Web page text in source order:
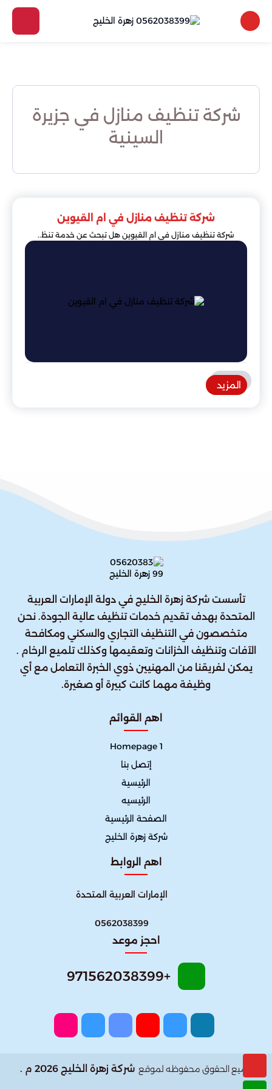
شركة تنظيف منازل في جزيرة
السينية
شركة تنظيف منازل في ام القيوين
شركة تنظيف منازل في ام القيوين هل تبحث عن خدمة تنظ..
المزيد
تأسست شركة زهرة الخليج في دولة الإمارات العربية
المتحدة بهدف تقديم خدمات تنظيف عالية الجودة. نحن
متخصصون في التنظيف التجاري والسكني ومكافحة
الآفات وتنظيف الخزانات وتعقيمها وكذلك تلميع الرخام .
يمكن لفريقنا من المهنيين ذوي الخبرة التعامل مع أي
وظيفة مهما كانت كبيرة أو صغيرة.
اهم القوائم
Homepage 1
إتصل بنا
الرئيسية
الرئيسيه
الصفحة الرئيسية
شركة زهرة الخليج
اهم الروابط
الإمارات العربية المتحدة
0562038399
احجز موعد
+971562038399
جميع الحقوق محفوظه لموقع شركة زهرة الخليج 2026 م .